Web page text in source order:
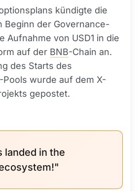
kündigte die
Beginn der Governance-
Aufnahme von USD1 in die
auf der BNB-Chain an.
des Starts des
Pools wurde auf dem X-
gepostet.
landed in the